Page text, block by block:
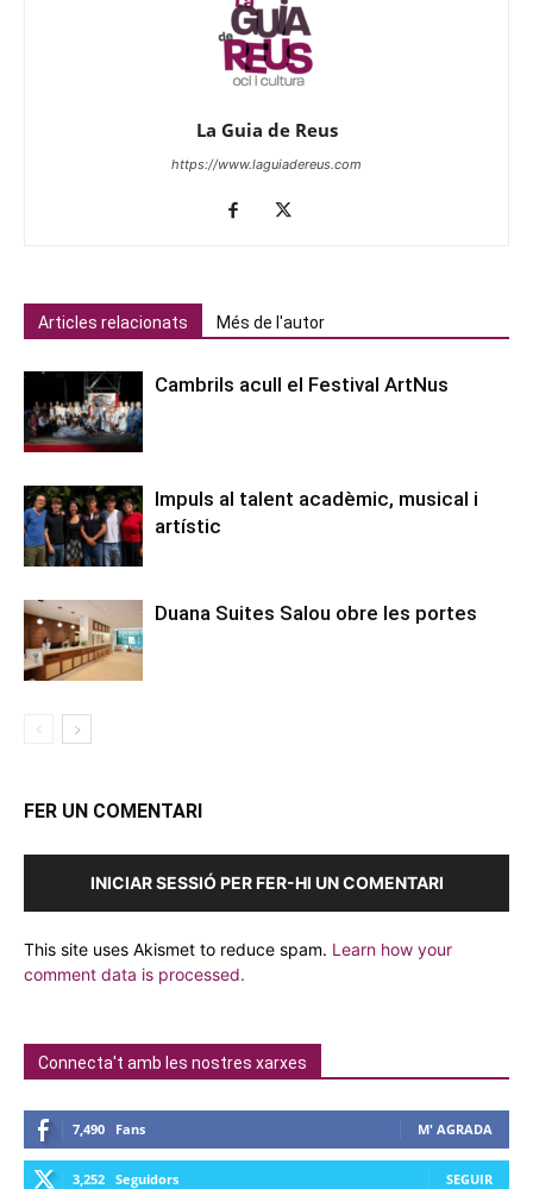
La Guia de Reus
https://www.laguiadereus.com
Articles relacionats Més de l'autor
Cambrils acull el Festival ArtNus
Impuls al talent acadèmic, musical i
artístic
Duana Suites Salou obre les portes
FER UN COMENTARI
INICIAR SESSIÓ PER FER-HI UN COMENTARI
This site uses Akismet to reduce spam. Learn how your
comment data is processed.
Connecta't amb les nostres xarxes
7,490 Fans M' AGRADA
3,252 Seguidors SEGUIR